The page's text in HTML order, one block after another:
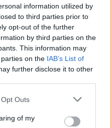
information utilized by
to third parties prior to
opt-out of the further
by third parties on the
This information may
on the IAB’s List of
further disclose it to other
uses one or more Google
You may click to
Outs
of my